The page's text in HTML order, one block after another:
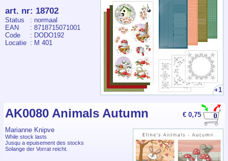
+1
art. nr: 18702
Status
: normaal
EAN
: 8718715071001
Code
: DODO192
Locatie : M 401
€ 0,75
AK0080 Animals Autumn
Marianne Knipve
While stock lasts
Jusqu a epuisement des stocks
Solange der Vorrat reicht.